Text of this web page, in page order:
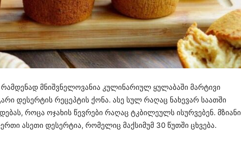
მნიშვნელოვანია კულინარიულ ყულაბაში მარტივი
დესერტის რეცეპტის ქონა. ასე სულ რაღაც ნახევარ საათში
როცა ოჯახის წევრები რაღაც ტკბილეულს ისურვებენ. მზიანი
ასეთი დესერტია, რომელიც მაქსიმუმ 30 წუთში ცხვება.